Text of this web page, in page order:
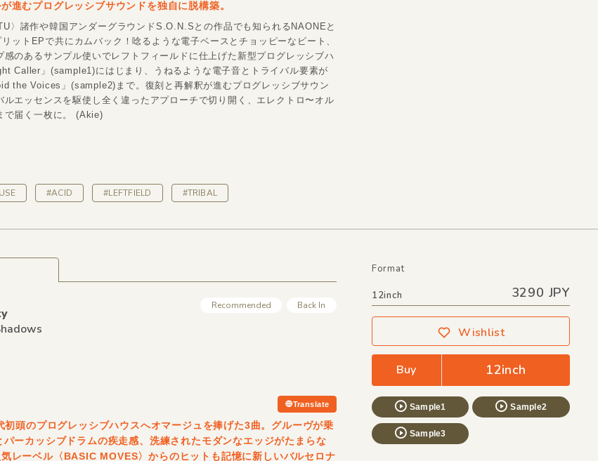
進むプログレッシブサウンドを独自に脱構築。
〉諸作や韓国アンダーグラウンドS.O.N.Sとの作品でも知られるNAONEと
ットEPで共にカムバック！唸るような電子ベースとチョッピーなビート、
感のあるサンプル使いでレフトフィールドに仕上げた新型プログレッシブハ
Caller」(sample1)にはじまり、うねるような電子音とトライバル要素が
the Voices」(sample2)まで。復刻と再解釈が進むプログレッシブサウン
ルエッセンスを駆使し全く違ったアプローチで切り開く、エレクトロ〜オル
で届く一枚に。 (Akie)
#ACID #LEFTFIELD #TRIBAL
Recommended Back In
Translate
Format
12inch 3290 JPY
Wishlist
Buy 12inch
Sample1 Sample2
Sample3
初頭のプログレッシブハウスへオマージュを捧げた3曲。グルーヴが乗
パーカッシブドラムの疾走感、洗練されたモダンなエッジがたまらな
レーベル〈BASIC MOVES〉からのヒットも記憶に新しいバルセロナ